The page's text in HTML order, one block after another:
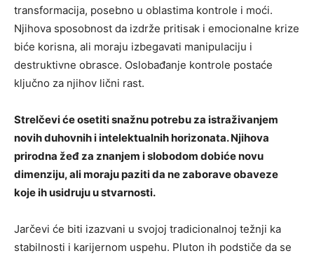
transformacija, posebno u oblastima kontrole i moći.
Njihova sposobnost da izdrže pritisak i emocionalne krize
biće korisna, ali moraju izbegavati manipulaciju i
destruktivne obrasce. Oslobađanje kontrole postaće
ključno za njihov lični rast.
Strelčevi će osetiti snažnu potrebu za istraživanjem
novih duhovnih i intelektualnih horizonata. Njihova
prirodna žeđ za znanjem i slobodom dobiće novu
dimenziju, ali moraju paziti da ne zaborave obaveze
koje ih usidruju u stvarnosti.
Jarčevi će biti izazvani u svojoj tradicionalnoj težnji ka
stabilnosti i karijernom uspehu. Pluton ih podstiče da se